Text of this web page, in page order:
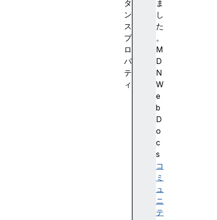
ま
し
た
。
M
D
N
W
e
b
D
o
c
s
コ
ミ
ュ
ニ
テ
タ
ン
ス
プ
ロ
パ
テ
ィ